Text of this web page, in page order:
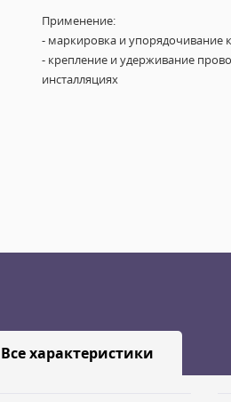
Применение:
- маркировка и упорядочивание
- крепление и удерживание
инсталляциях
Все характеристики